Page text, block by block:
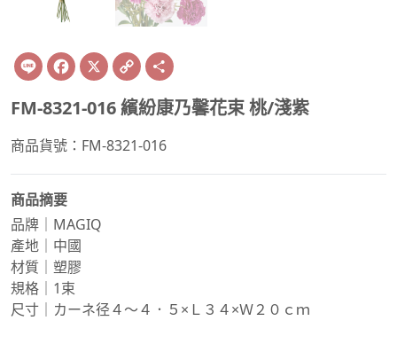
Line Facebook
X Copy
Link
FM-8321-016 繽紛康乃馨花束 桃/淺紫
商品貨號：FM-8321-016
商品摘要
品牌｜MAGIQ
產地｜中國
材質｜塑膠
規格｜1束
尺寸｜カーネ径４～４．５×Ｌ３４×Ｗ２０ｃｍ